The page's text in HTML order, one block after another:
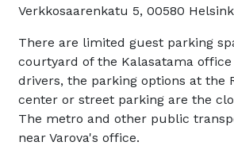
Verkkosaarenkatu 5, 00580
There are limited guest parking
courtyard of the Kalasatama
drivers, the parking options at the
center or street parking are the
The metro and other public
near Varova's office.